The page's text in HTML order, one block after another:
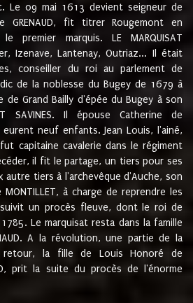
Le 09 mai 1613 devient seigneur de
GRENAUD, fit titrer Rougemont en
marquis. LE MARQUISAT
Izenave, Lantenay, Outriaz... Il était
conseiller du roi au parlement de
de la noblesse du Bugey de 1679 à
de Grand Bailly d'épée du Bugey à son
SAVINES. Il épouse Catherine de
eurent neuf enfants. Jean Louis, l'ainé,
capitaine cavalerie dans le régiment
il fit le partage, un tiers pour ses
tiers à l'archevêque d'Auche, son
MONTILLET, à charge de reprendre les
un procès fleuve, dont le roi de
Le marquisat resta dans la famille
A la révolution, une partie de la
retour, la fille de Louis Honoré de
prit la suite du procès de l'énorme